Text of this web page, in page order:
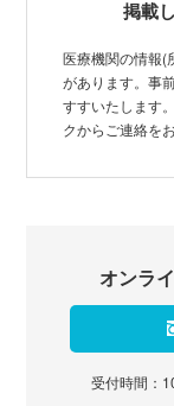
掲載
医療機関の情報(
があります。事
すすいたします
クからご連絡を
オンラ
受付時間：